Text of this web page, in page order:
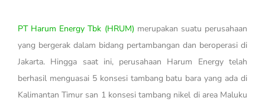
PT Harum Energy Tbk (HRUM) merupakan suatu perusahaan
yang bergerak dalam bidang pertambangan dan beroperasi di
Jakarta. Hingga saat ini, perusahaan Harum Energy telah
berhasil menguasai 5 konsesi tambang batu bara yang ada di
Kalimantan Timur san 1 konsesi tambang nikel di area Maluku